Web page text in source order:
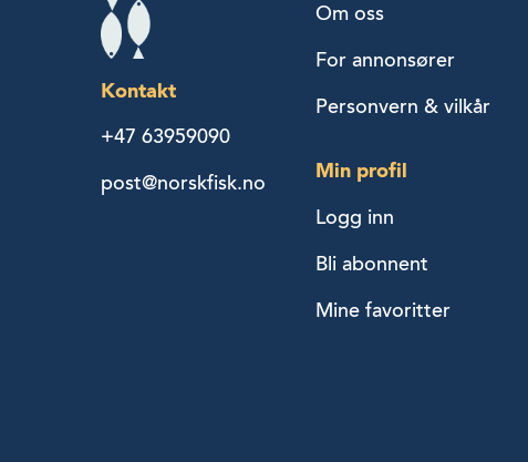
Kontakt
+47 63959090
post@norskfisk.no
Om oss
For annonsører
Personvern & vilkår
Min profil
Logg inn
Bli abonnent
Mine favoritter